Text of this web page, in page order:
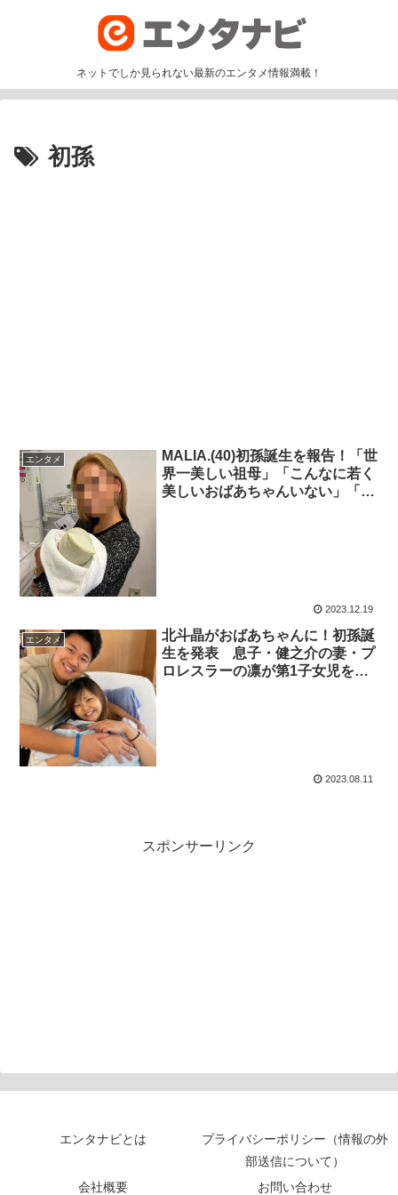
ネットでしか見られない最新のエンタメ情報満載！
初孫
エンタメ
MALIA.(40)初孫誕生を報告！「世
界一美しい祖母」「こんなに若く
美しいおばあちゃんいない」「可
2023.12.19
エンタメ
北斗晶がおばあちゃんに！初孫誕
生を発表 息子・健之介の妻・プ
ロレスラーの凛が第1子女児を出
2023.08.11
スポンサーリンク
エンタナビとは
プライバシーポリシー（情報の外
部送信について）
会社概要
お問い合わせ